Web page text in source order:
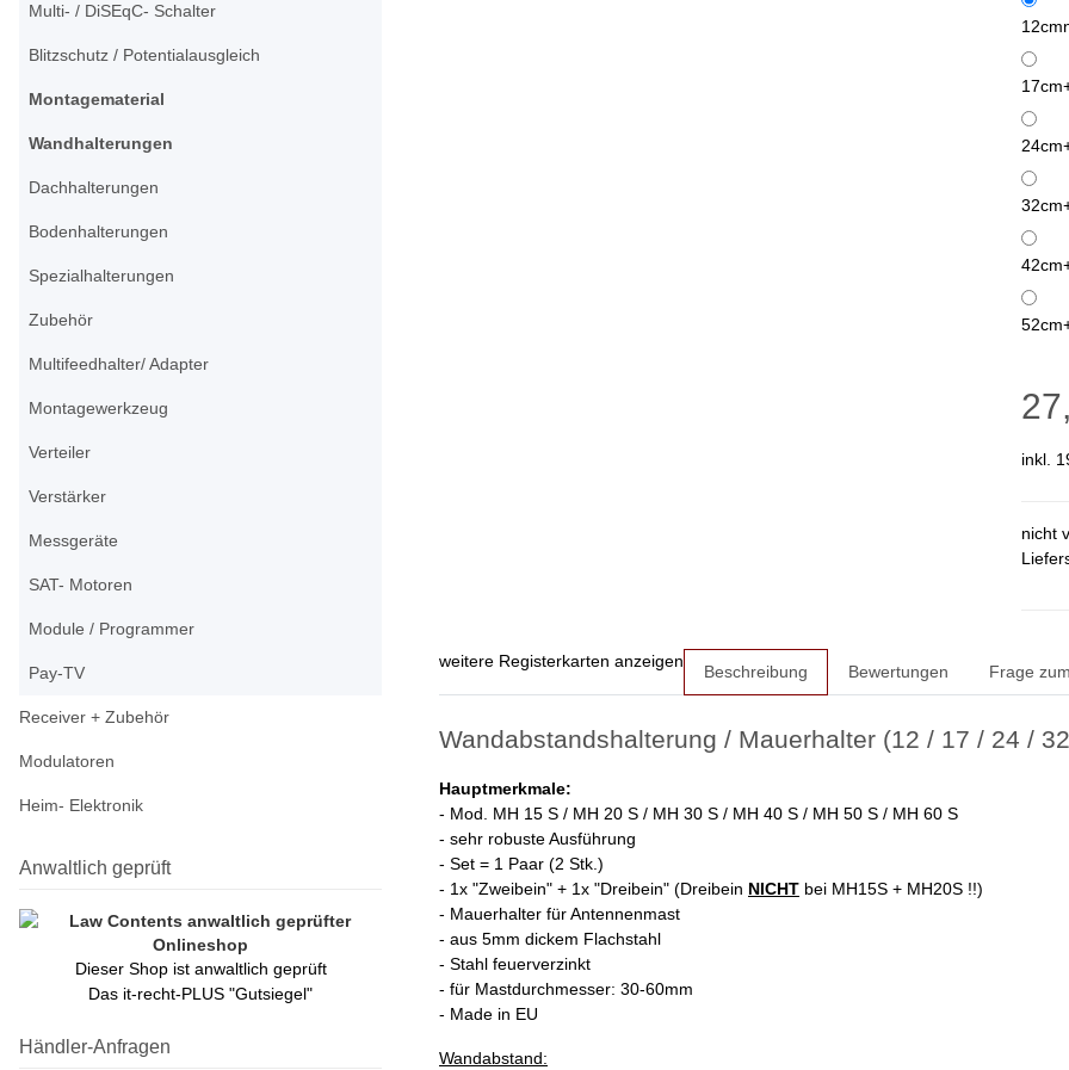
12cm
17cm
24cm
32cm
42cm
52cm
inkl.
nicht
weitere Registerkarten anzeigen
Beschreibung Bewertungen Frage
Wandabstandshalterung / Mauerhalter (12 / 17 / 24 /
Hauptmerkmale:
- Mod. MH 15 S / MH 20 S / MH 30 S / MH 40 S / MH 50 S / MH 60 S
- sehr robuste Ausführung
- Set = 1 Paar (2 Stk.)
- 1x "Zweibein" + 1x "Dreibein" (Dreibein NICHT bei MH15S + MH20S !!)
- Mauerhalter für Antennenmast
- aus 5mm dickem Flachstahl
- Stahl feuerverzinkt
- für Mastdurchmesser: 30-60mm
- Made in EU
Wandabstand:
Multi- / DiSEqC- Schalter
Blitzschutz / Potentialausgleich
Montagematerial
Wandhalterungen
Dachhalterungen
Bodenhalterungen
Spezialhalterungen
Zubehör
Multifeedhalter/ Adapter
Montagewerkzeug
Verteiler
Verstärker
Messgeräte
SAT- Motoren
Module / Programmer
Pay-TV
Receiver + Zubehör
Modulatoren
Heim- Elektronik
Anwaltlich geprüft
Dieser Shop ist anwaltlich geprüft
Das it-recht-PLUS "Gutsiegel"
Händler-Anfragen